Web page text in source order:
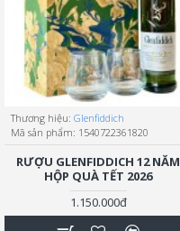
Thương hiệu: Glenfiddich
Mã sản phẩm: 1540722361820
RƯỢU GLENFIDDICH 12 NĂM
HỘP QUÀ TẾT 2026
1.150.000đ